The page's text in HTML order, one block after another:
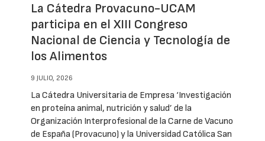
La Cátedra Provacuno-UCAM
participa en el XIII Congreso
Nacional de Ciencia y Tecnología de
los Alimentos
9 JULIO, 2026
La Cátedra Universitaria de Empresa ‘Investigación
en proteína animal, nutrición y salud’ de la
Organización Interprofesional de la Carne de Vacuno
de España (Provacuno) y la Universidad Católica San